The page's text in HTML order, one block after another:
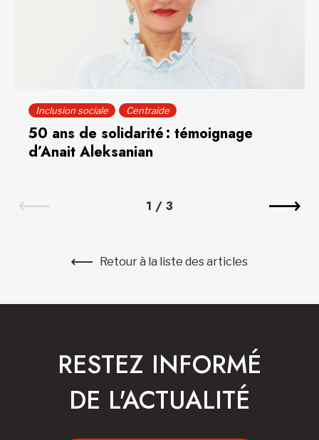
Inclusion sociale Centraide
50 ans de solidarité : témoignage
d’Anait Aleksanian
1 / 3
Retour à la liste des articles
RESTEZ INFORMÉ
DE L'ACTUALITÉ